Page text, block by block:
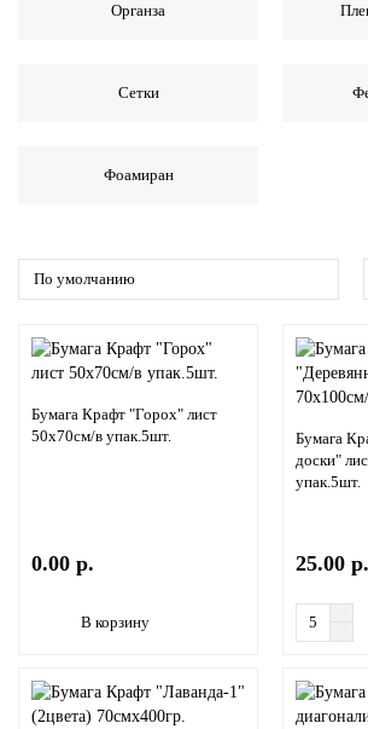
Органза
Сетки
Фоамиран
Бумага Крафт "Горох" лист
50х70см/в упак.5шт.
0.00 р.
В корзину
Бумага
доски"
упак.5шт.
25.00 р.